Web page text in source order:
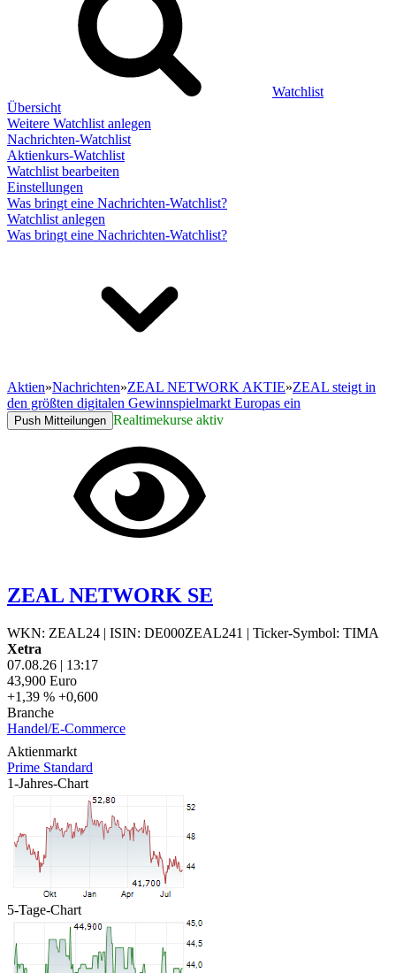
Watchlist
Übersicht
Weitere Watchlist anlegen
Nachrichten-Watchlist
Aktienkurs-Watchlist
Watchlist bearbeiten
Einstellungen
Was bringt eine Nachrichten-Watchlist?
Watchlist anlegen
Was bringt eine Nachrichten-Watchlist?
Aktien»Nachrichten»ZEAL NETWORK AKTIE»ZEAL steigt in
den größten digitalen Gewinnspielmarkt Europas ein
Push Mitteilungen Realtimekurse aktiv
ZEAL NETWORK SE
WKN: ZEAL24 | ISIN: DE000ZEAL241 | Ticker-Symbol: TIMA
Xetra
07.08.26 | 13:17
43,900 Euro
+1,39 % +0,600
Branche
Handel/E-Commerce
Aktienmarkt
Prime Standard
1-Jahres-Chart
5-Tage-Chart